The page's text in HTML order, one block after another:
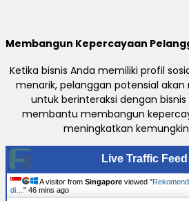
Membangun Kepercayaan
Ketika bisnis Anda memiliki profil
menarik, pelanggan potensial
untuk berinteraksi dengan bisnis
membantu membangun
meningkatkan
Live Traffic Feed
A visitor from Singapore viewed "
di… " 46 mins ago